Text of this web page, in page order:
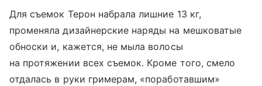
Для съемок Терон набрала лишние 13 кг,
променяла дизайнерские наряды на мешковатые
обноски и, кажется, не мыла волосы
на протяжении всех съемок. Кроме того, смело
отдалась в руки гримерам, «поработавшим»